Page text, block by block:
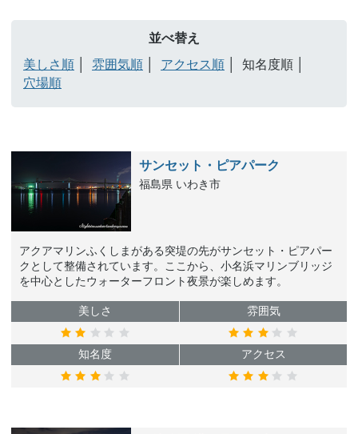
並べ替え
美しさ順
雰囲気順 アクセス順
知名度順
穴場順
サンセット・ピアパーク
福島県 いわき市
アクアマリンふくしまがある突堤の先がサンセット・ピアパー
クとして整備されています。ここから、小名浜マリンブリッジ
を中心としたウォーターフロント夜景が楽しめます。
美しさ 雰囲気
知名度 アクセス